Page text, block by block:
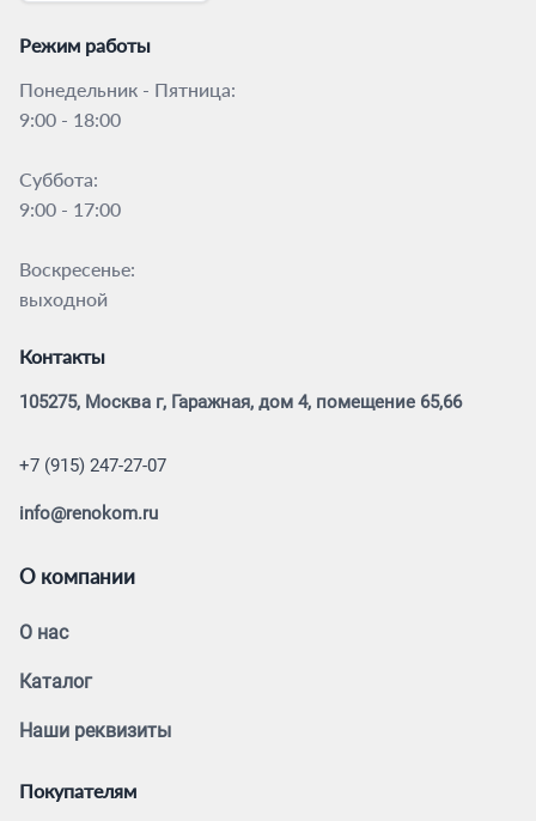
Режим работы
Понедельник - Пятница:
9:00 - 18:00
Суббота:
9:00 - 17:00
Воскресенье:
выходной
Контакты
105275, Москва г, Гаражная, дом 4, помещение 65,66
+7 (915) 247-27-07
info@renokom.ru
О компании
О нас
Каталог
Наши реквизиты
Покупателям